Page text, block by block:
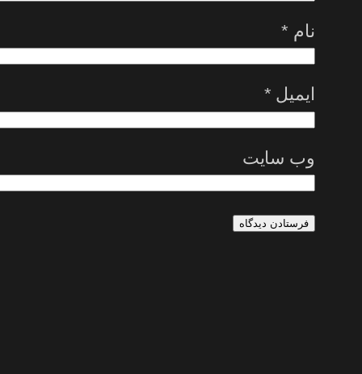
نام *
ایمیل *
وب‌ سایت